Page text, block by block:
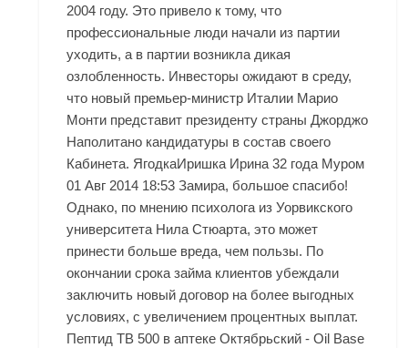
2004 году. Это привело к тому, что
профессиональные люди начали из партии
уходить, а в партии возникла дикая
озлобленность. Инвесторы ожидают в среду,
что новый премьер-министр Италии Марио
Монти представит президенту страны Джорджо
Наполитано кандидатуры в состав своего
Кабинета. ЯгодкаИришка Ирина 32 года Муром
01 Авг 2014 18:53 Замира, большое спасибо!
Однако, по мнению психолога из Уорвикского
университета Нила Стюарта, это может
принести больше вреда, чем пользы. По
окончании срока займа клиентов убеждали
заключить новый договор на более выгодных
условиях, с увеличением процентных выплат.
Пептид TB 500 в аптеке Октябрьский - Oil Base